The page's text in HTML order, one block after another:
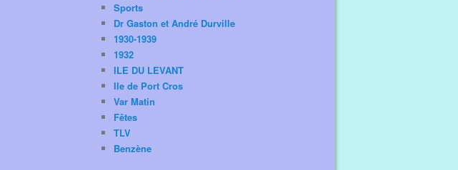
Sports
Dr Gaston et André Durville
1930-1939
1932
ILE DU LEVANT
Ile de Port Cros
Var Matin
Fêtes
TLV
Benzène